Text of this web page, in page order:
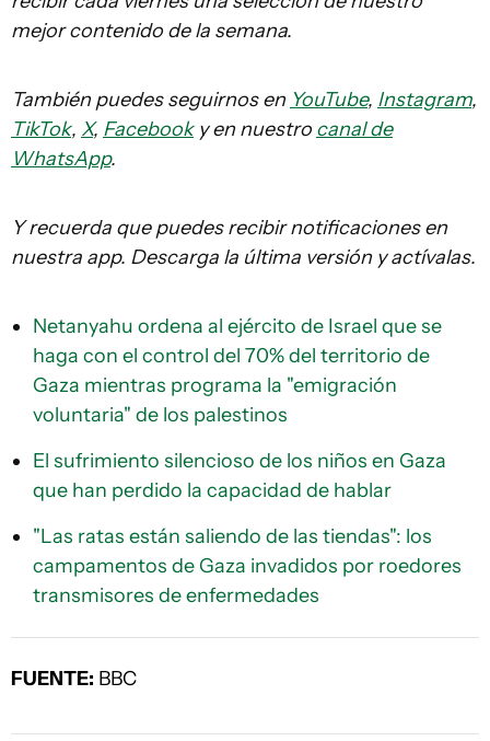
mejor contenido de la semana.
También puedes seguirnos en YouTube, Instagram,
TikTok, X, Facebooky en nuestro canal de
WhatsApp.
Y recuerda que puedes recibir notificaciones en
nuestra app. Descarga la última versión y actívalas.
Netanyahu ordena al ejército de Israel que se
haga con el control del 70% del territorio de
Gaza mientras programa la "emigración
voluntaria" de los palestinos
El sufrimiento silencioso de los niños en Gaza
que han perdido la capacidad de hablar
"Las ratas están saliendo de las tiendas": los
campamentos de Gaza invadidos por roedores
transmisores de enfermedades
FUENTE: BBC